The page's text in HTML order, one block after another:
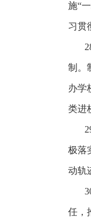
施“
习贯
制。
办学
类进
极落
动轨
任，